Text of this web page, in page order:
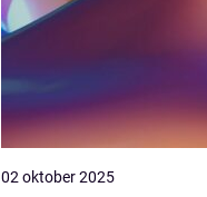
02 oktober 2025